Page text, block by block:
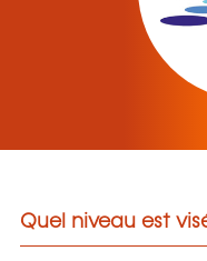
Quel niveau est